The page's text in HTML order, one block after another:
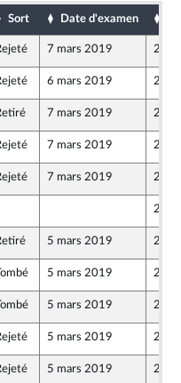
Sort Date d'examen
7 mars 2019 26
6 mars 2019 26
7 mars 2019 26
7 mars 2019 26
7 mars 2019 26
26
5 mars 2019 26
5 mars 2019 26
5 mars 2019 26
5 mars 2019 26
5 mars 2019 26